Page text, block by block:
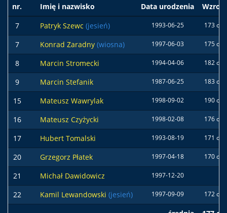
nr. Imię i nazwisko Data urodzenia
Wzrost
7
Patryk Szewc (jesień) 1993-06-25 173 cm
7 Konrad Zaradny (wiosna) 1997-06-03 175 cm
8 Marcin Stromecki 1994-04-06 182 cm
9 Marcin Stefanik 1987-06-25 183 cm
15 Mateusz Wawrylak 1998-09-02 190 cm
16 Mateusz Czyżycki 1998-02-08 176 cm
17 Hubert Tomalski 1993-08-19 171 cm
20 Grzegorz Płatek 1997-04-18 170 cm
21 Michał Dawidowicz 1997-12-20
22 Kamil Lewandowski (jesień) 1997-09-09 172 cm